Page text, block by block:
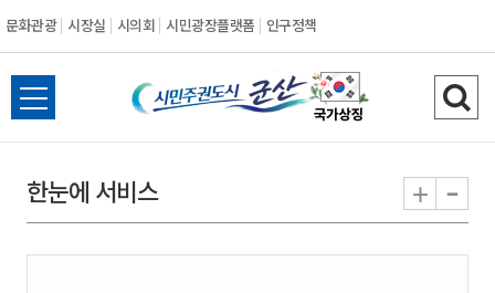
문화관광 시장실 시의회 시민광장플랫폼 인구정책
시
민
권
전
체
뉴
열
검
색
기
한눈에 서비스 + -